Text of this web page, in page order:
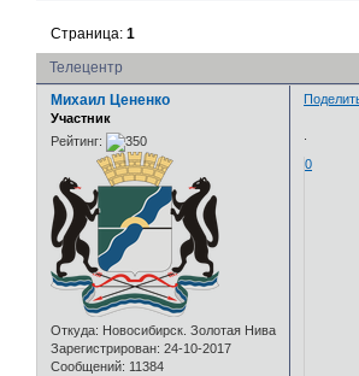
Телецентр
Страница:1
Михаил Цененко
Участник
Рейтинг:
Откуда: Новосибирск. Золотая Нива
Зарегистрирован: 24-10-2017
Сообщений: 11384
0